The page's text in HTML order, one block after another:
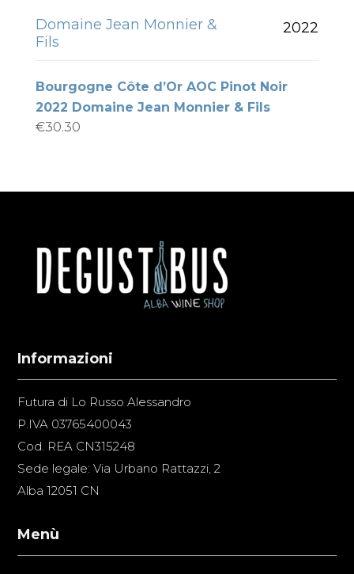
Domaine Jean Monnier &
Fils
2022
Bourgogne Côte d’Or AOC Pinot Noir
2022 Domaine Jean Monnier & Fils
€30.30
Informazioni
Futura di Lo Russo Alessandro
P.IVA 03765400043
Cod. REA CN315248
Sede legale: Via Urbano Rattazzi, 2
Alba 12051 CN
Menù